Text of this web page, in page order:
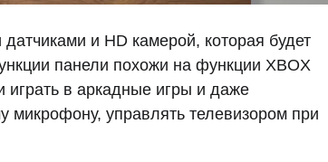
и HD камерой, которая будет
панели похожи на функции XBOX
играть в аркадные игры и даже
микрофону, управлять телевизором при